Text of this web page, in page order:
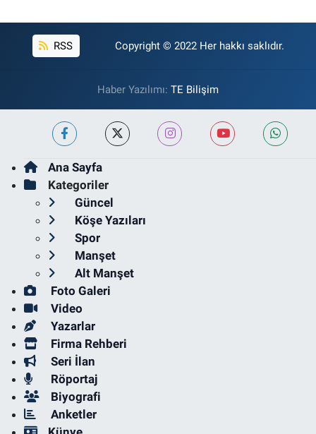
RSS Copyright © 2022 Her hakkı saklıdır.
Haber Yazılımı: TE Bilişim
Ana Sayfa
Kategoriler
Güncel
Köşe Yazıları
Spor
Manşet
Alt Manşet
Foto Galeri
Video
Yazarlar
Firma Rehberi
Seri İlan
Röportaj
Biyografi
Anketler